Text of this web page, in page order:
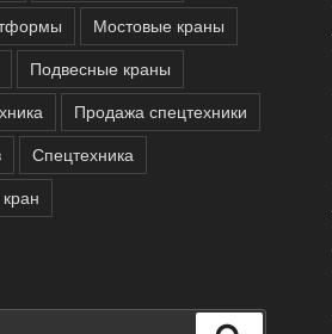
Мостовые краны
Подвесные краны
Продажа спецтехники
Спецтехника